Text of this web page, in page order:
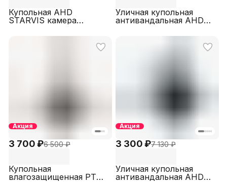
Купольная AHD
STARVIS камера
помещений и улиц 2МП
Уличная купольная
антивандальная AHD
видеонаблюдения 2МП
SECTEC AHD790HD4A-
Акция
3 700 ₽6 500 ₽
Купольная
влагозащищенная PTZ
Акция
3 300 ₽7 130 ₽
Уличная купольная
антивандальная AHD